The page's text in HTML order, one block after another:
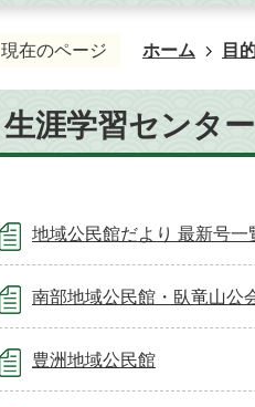
現在のページ ホーム 目
生涯学習センタ
地域公民館だより 最新号一
南部地域公民館・臥竜山公
豊洲地域公民館